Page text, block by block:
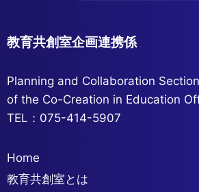
教育共創室企画連携係
Planning and Collaboration Section
of the Co-Creation in Education
TEL：075-414-5907
Home
教育共創室とは